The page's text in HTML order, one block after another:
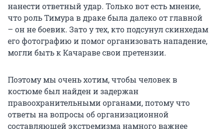
нанести ответный удар. Только вот есть мнение,
что роль Тимура в драке была далеко от главной
– он не боевик. Зато у тех, кто подсунул скинхедам
его фотографию и помог организовать нападение,
могли быть к Качараве свои претензии.
Поэтому мы очень хотим, чтобы человек в
костюме был найден и задержан
правоохранительными органами, потому что
ответы на вопросы об организационной
составляющей экстремизма намного важнее